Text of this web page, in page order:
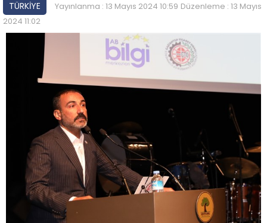
TÜRKİYE Yayınlanma : 13 Mayıs 2024 10:59 Düzenleme : 13 Mayıs
2024 11:02